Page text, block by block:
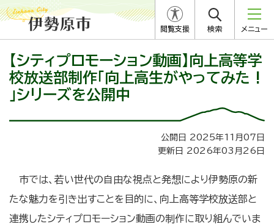
閲覧支援 検索 メニュー
【シティプロモーション動画】向上高等学
校放送部制作「向上高生がやってみた !
」シリーズを公開中
公開日 2025年11月07日
更新日 2026年03月26日
市では、若い世代の自由な視点と発想により伊勢原の新
たな魅力を引き出すことを目的に、向上高等学校放送部と
連携したシティプロモーション動画の制作に取り組んでいま